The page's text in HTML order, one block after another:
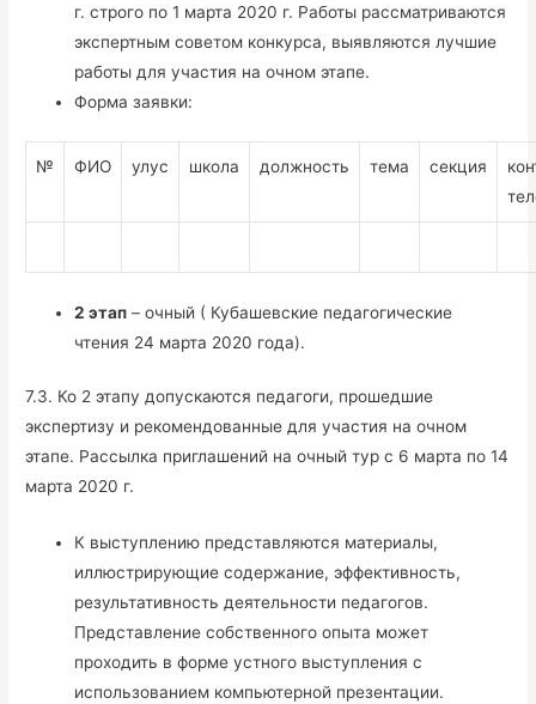
г. строго по 1 марта 2020 г. Работы рассматриваются
экспертным советом конкурса, выявляются лучшие
работы для участия на очном этапе.
Форма заявки:
№ ФИО улус школа должность тема секция
2 этап – очный ( Кубашевские педагогические
чтения 24 марта 2020 года).
7.3. Ко 2 этапу допускаются педагоги, прошедшие
экспертизу и рекомендованные для участия на очном
этапе. Рассылка приглашений на очный тур с 6 марта по 14
марта 2020 г.
К выступлению представляются материалы,
иллюстрирующие содержание, эффективность,
результативность деятельности педагогов.
Представление собственного опыта может
проходить в форме устного выступления с
использованием компьютерной презентации.